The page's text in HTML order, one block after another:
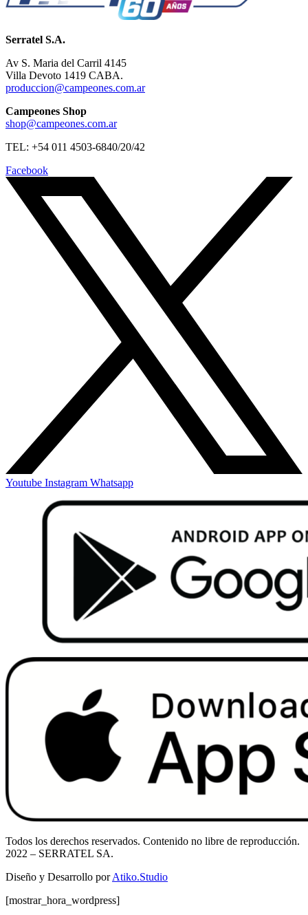
Serratel S.A.
Av S. Maria del Carril 4145
Villa Devoto 1419 CABA.
produccion@campeones.com.ar
Campeones Shop
shop@campeones.com.ar
TEL: +54 011 4503-6840/20/42
Facebook
Youtube Instagram Whatsapp
Todos los derechos reservados. Contenido no libre de reproducción.
2022 – SERRATEL SA.
Diseño y Desarrollo porAtiko.Studio
[mostrar_hora_wordpress]